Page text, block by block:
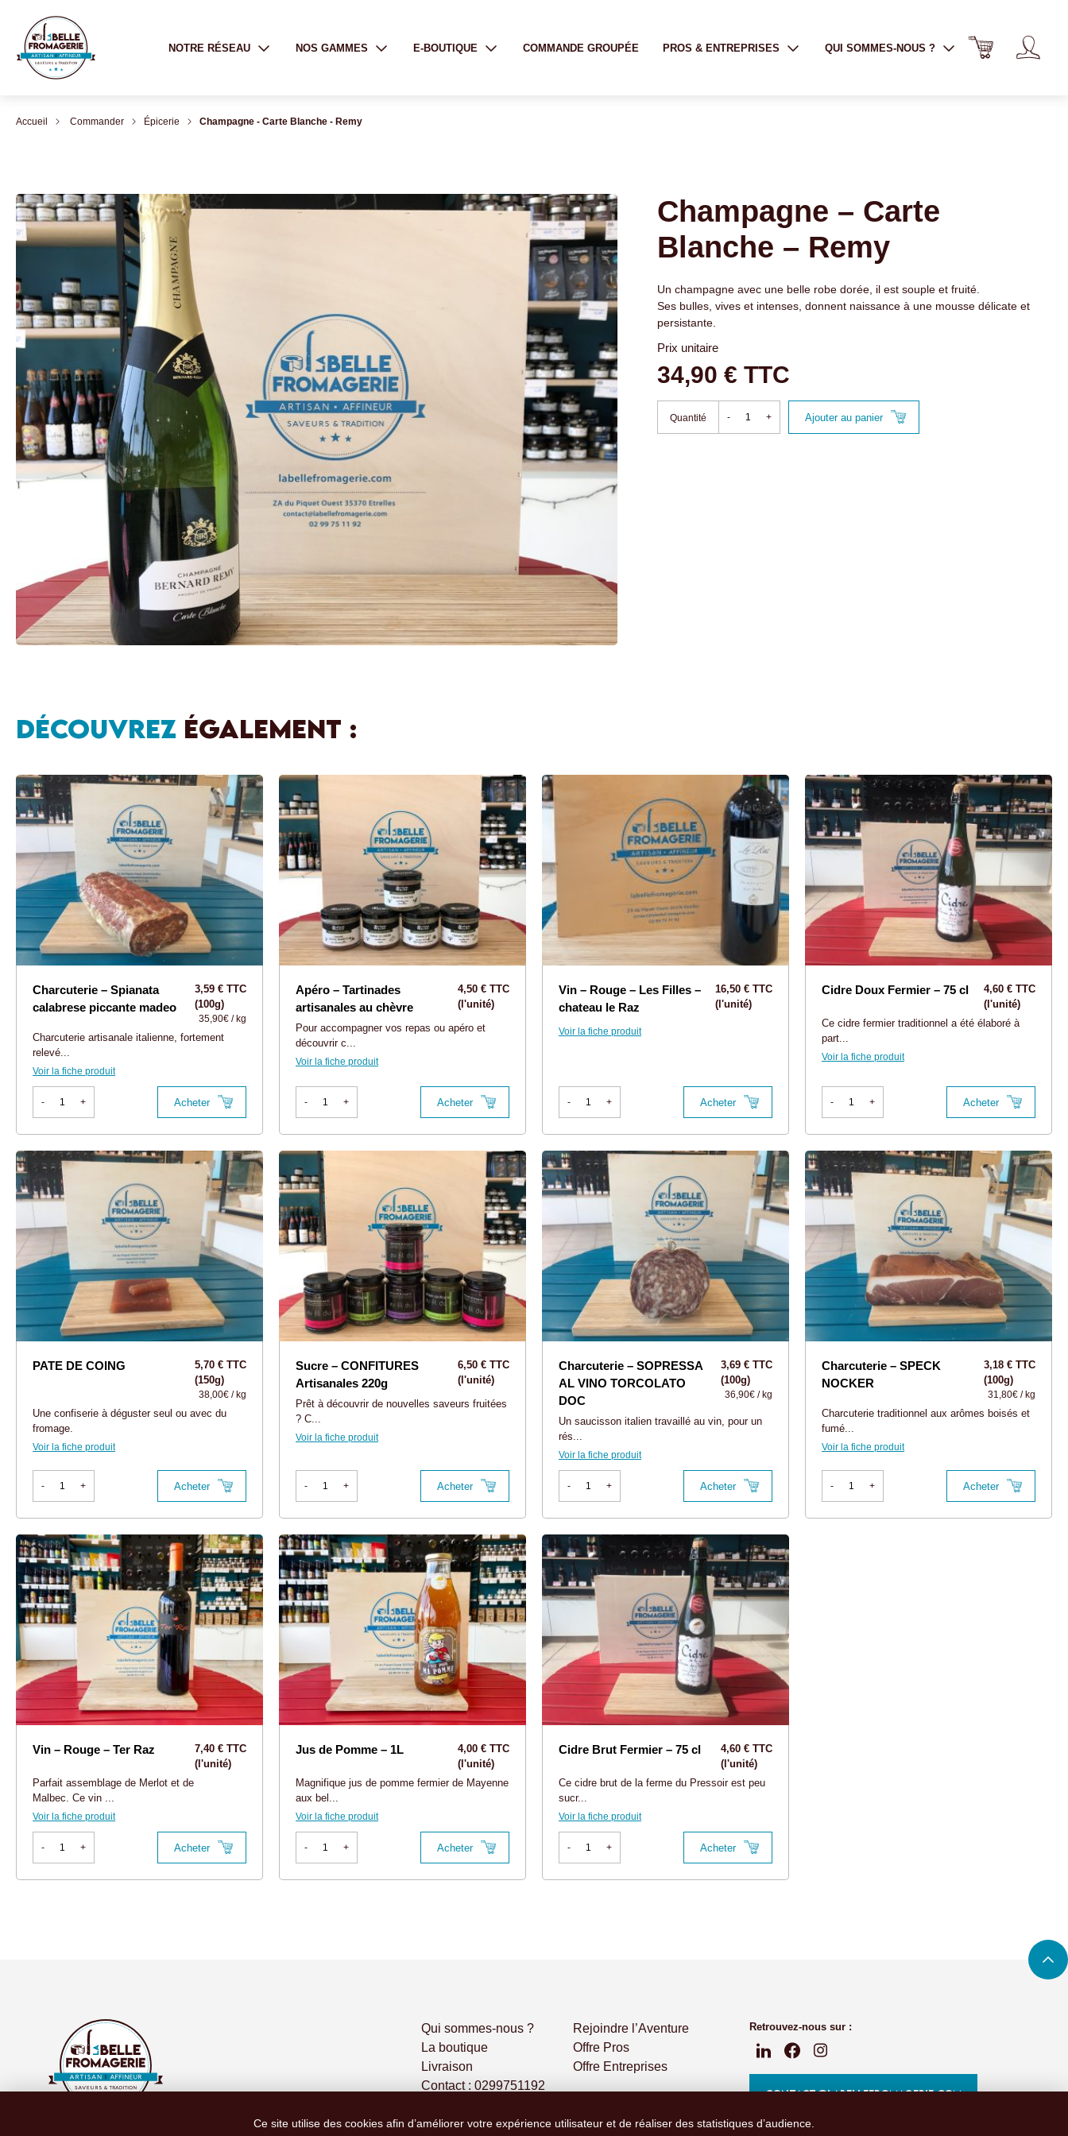
NOTRE RÉSEAU NOS GAMMES E-BOUTIQUE COMMANDE GROUPÉE PROS & ENTREPRISES QUI SOMMES-NOUS ?
Accueil Commander Épicerie Champagne - Carte Blanche - Remy
Champagne – Carte
Blanche – Remy
Un champagne avec une belle robe dorée, il est souple et fruité.
Ses bulles, vives et intenses, donnent naissance à une mousse délicate et
persistante.
Prix unitaire
34,90 € TTC
Quantité - + Ajouter au panier
DÉCOUVREZ ÉGALEMENT :
Charcuterie – Spianata
calabrese piccante madeo
3,59 € TTC
(100g)
35,90€ / kg
Charcuterie artisanale italienne, fortement
relevé...
Voir la fiche produit
- + Acheter
Apéro – Tartinades
artisanales au chèvre
4,50 € TTC
(l'unité)
Pour accompagner vos repas ou apéro et
découvrir c...
Voir la fiche produit
- + Acheter
Vin – Rouge – Les Filles –
chateau le Raz
16,50 € TTC
(l'unité)
Voir la fiche produit
- + Acheter
Cidre Doux Fermier – 75 cl
4,60 € TTC
(l'unité)
Ce cidre fermier traditionnel a été élaboré à
part...
Voir la fiche produit
- + Acheter
PATE DE COING
5,70 € TTC
(150g)
38,00€ / kg
Une confiserie à déguster seul ou avec du
fromage.
Voir la fiche produit
- + Acheter
Sucre – CONFITURES
Artisanales 220g
6,50 € TTC
(l'unité)
Prêt à découvrir de nouvelles saveurs fruitées
? C...
Voir la fiche produit
- + Acheter
Charcuterie – SOPRESSA
AL VINO TORCOLATO
DOC
3,69 € TTC
(100g)
36,90€ / kg
Un saucisson italien travaillé au vin, pour un
rés...
Voir la fiche produit
- + Acheter
Charcuterie – SPECK
NOCKER
3,18 € TTC
(100g)
31,80€ / kg
Charcuterie traditionnel aux arômes boisés et
fumé...
Voir la fiche produit
- + Acheter
Vin – Rouge – Ter Raz
7,40 € TTC
(l'unité)
Parfait assemblage de Merlot et de
Malbec. Ce vin ...
Voir la fiche produit
- + Acheter
Jus de Pomme – 1L
4,00 € TTC
(l'unité)
Magnifique jus de pomme fermier de Mayenne
aux bel...
Voir la fiche produit
- + Acheter
Cidre Brut Fermier – 75 cl
4,60 € TTC
(l'unité)
Ce cidre brut de la ferme du Pressoir est peu
sucr...
Voir la fiche produit
- + Acheter
Ce site est protégé par le reCAPTCHA Google.
Qui sommes-nous ?
Rejoindre l’Aventure
La boutique
Offre Pros
Livraison
Offre Entreprises
Contact : 0299751192
Retrouvez-nous sur :
CONTACT@LABELLEFROMAGERIE.COM
Ce site utilise des cookies afin d’améliorer votre expérience utilisateur et de réaliser des statistiques d’audience.